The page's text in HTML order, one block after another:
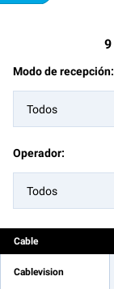
9
Modo de recepción:
Todos
Operador:
Todos
Cable
Cablevision